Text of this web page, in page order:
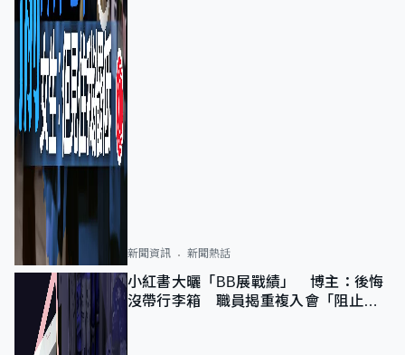
新聞資訊 新聞熱話
小紅書大曬「BB展戰績」 博主：後悔
沒帶行李箱 職員揭重複入會「阻止唔